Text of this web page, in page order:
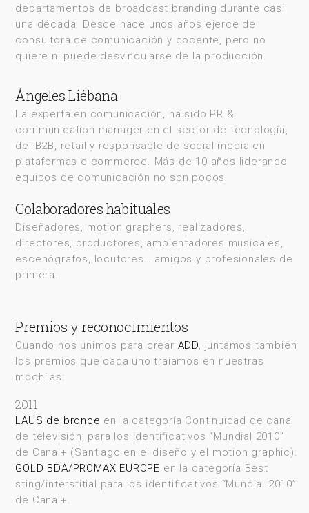
departamentos de broadcast branding durante casi
una década. Desde hace unos años ejerce de
consultora de comunicación y docente, pero no
quiere ni puede desvincularse de la producción.
Ángeles Liébana
La experta en comunicación, ha sido PR &
communication manager en el sector de tecnología,
del B2B, retail y responsable de social media en
plataformas e-commerce. Más de 10 años liderando
equipos de comunicación no son pocos.
Colaboradores habituales
Diseñadores, motion graphers, realizadores,
directores, productores, ambientadores musicales,
escenógrafos, locutores… amigos y profesionales de
primera.
Premios y reconocimientos
Cuando nos unimos para crear ADD, juntamos también
los premios que cada uno traíamos en nuestras
mochilas:
2011
LAUS de bronce en la categoría Continuidad de canal
de televisión, para los identificativos “Mundial 2010”
de Canal+ (Santiago en el diseño y el motion graphic).
GOLD BDA/PROMAX EUROPE en la categoría Best
sting/interstitial para los identificativos “Mundial 2010”
de Canal+.